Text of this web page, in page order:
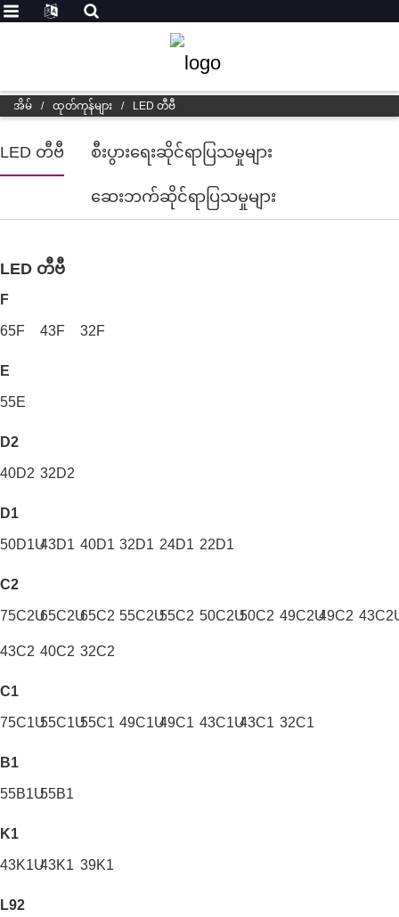
အိမ် / ထုတ်ကုန်များ / LED တီဗီ
LED တီဗီ စီးပွားရေးဆိုင်ရာပြသမှုများ
ဆေးဘက်ဆိုင်ရာပြသမှုများ
LED တီဗီ
F
65F 43F 32F
E
55E
D2
40D2 32D2
D1
50D1U43D1 40D1 32D1 24D1 22D1
C2
75C2U65C2U65C2 55C2U55C2 50C2U50C2 49C2U49C2
43C2 40C2 32C2
C1
75C1U55C1U55C1 49C1U49C1 43C1U43C1 32C1
B1
55B1U55B1
K1
43K1U43K1 39K1
L92